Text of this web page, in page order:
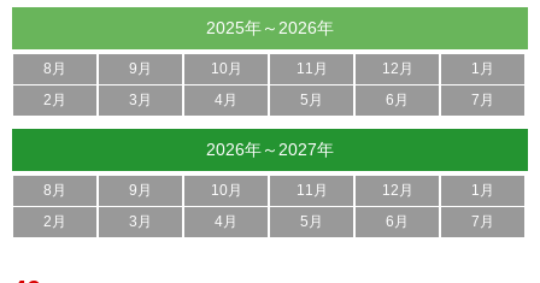
2025年～2026年
8月 9月 10月 11月 12月
1月
2月
3月 4月 5月 6月 7月
2026年～2027年
8月 9月 10月 11月 12月
1月
2月
3月 4月 5月 6月 7月